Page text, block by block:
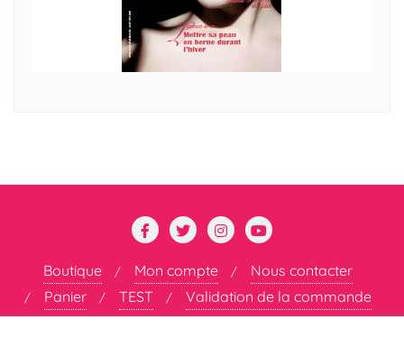
Boutique Mon compte
Nous contacter
Panier
TEST Validation de la commande